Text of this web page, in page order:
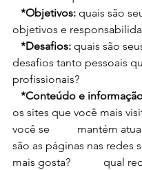
   *Objetivos:
quais são
objetivos e
   *Desafios:
quais são
desafios tanto pessoais
profissionais?
*Conteúdo e
os sites que você mais
você se          mantém
são as páginas nas redes
mais gosta?            qual